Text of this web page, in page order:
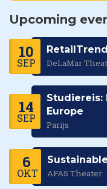
Upcoming
10
SEP DeLaMar
14
SEP
Studiereis:
Europe
Parijs
6
OKT AFAS Theater